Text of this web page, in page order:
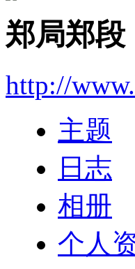
郑局郑段
http://
主题
日志
相册
个人